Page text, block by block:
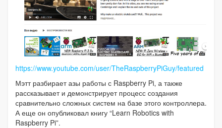
https://www.youtube.com/user/TheRaspberryPiGuy/featured
Мэтт разбирает азы работы с Raspberry Pi, а также
рассказывает и демонстрирует процесс создания
сравнительно сложных систем на базе этого контроллера.
А еще он опубликовал книгу “Learn Robotics with
Raspberry Pi”.